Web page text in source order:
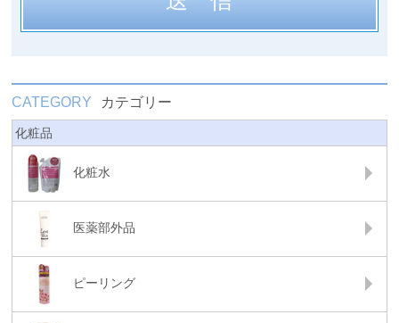
CATEGORY カテゴリー
化粧品
化粧水
医薬部外品
ピーリング